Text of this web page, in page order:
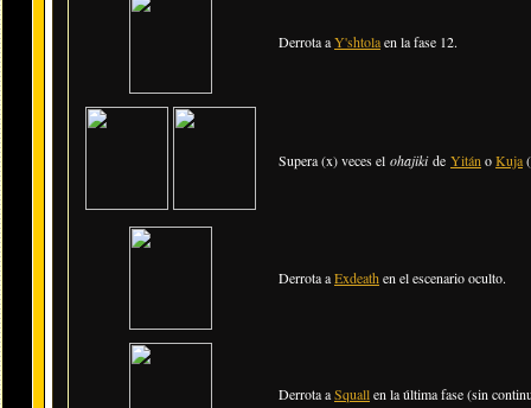
Derrota aY'shtolaen la fase 12.
Supera (x) veces el ohajikide Yitán oKuja
Derrota aExdeath en el escenario oculto.
Derrota aSquallen la última fase (sin